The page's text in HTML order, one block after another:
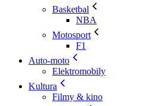
Basketbal
NBA
Motosport
F1
Auto-moto
Elektromobily
Kultura
Filmy & kino